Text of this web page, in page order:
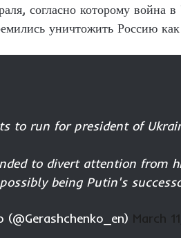
согласно которому война
уничтожить Россию как
to run for president of
to divert attention from
being Putin's
March